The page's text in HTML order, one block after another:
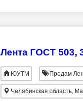
Лента ГОСТ 503,
ЮУТМ Продам
Челябинская область,